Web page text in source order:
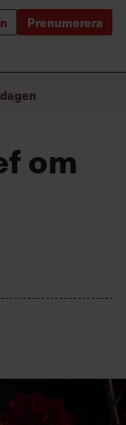
Prenumerera
om